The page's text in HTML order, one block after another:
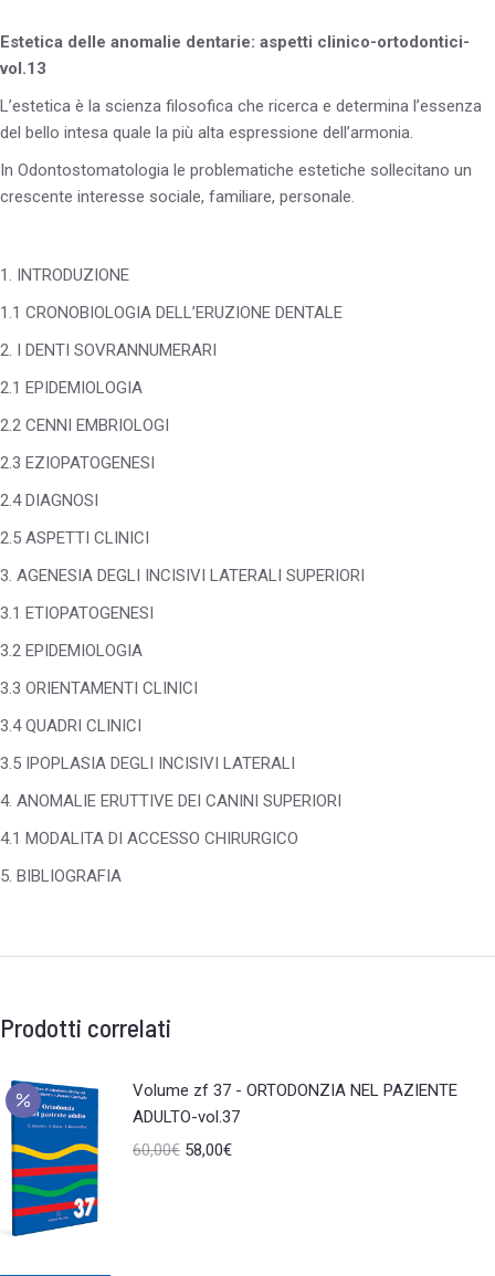
Estetica delle anomalie dentarie: aspetti clinico-ortodontici-
vol.13
L’estetica è la scienza filosofica che ricerca e determina l’essenza
del bello intesa quale la più alta espressione dell’armonia.
In Odontostomatologia le problematiche estetiche sollecitano un
crescente interesse sociale, familiare, personale.
1. INTRODUZIONE
1.1 CRONOBIOLOGIA DELL’ERUZIONE DENTALE
2. I DENTI SOVRANNUMERARI
2.1 EPIDEMIOLOGIA
2.2 CENNI EMBRIOLOGI
2.3 EZIOPATOGENESI
2.4 DIAGNOSI
2.5 ASPETTI CLINICI
3. AGENESIA DEGLI INCISIVI LATERALI SUPERIORI
3.1 ETIOPATOGENESI
3.2 EPIDEMIOLOGIA
3.3 ORIENTAMENTI CLINICI
3.4 QUADRI CLINICI
3.5 IPOPLASIA DEGLI INCISIVI LATERALI
4. ANOMALIE ERUTTIVE DEI CANINI SUPERIORI
4.1 MODALITA DI ACCESSO CHIRURGICO
5. BIBLIOGRAFIA
Prodotti correlati
Volume zf 37 - ORTODONZIA NEL PAZIENTE
ADULTO-vol.37
60,00€ 58,00€